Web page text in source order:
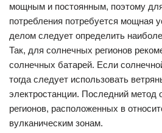
мощным и постоянным, поэтому
потребления потребуется мощная
делом следует определить
Так, для солнечных регионов
солнечных батарей. Если
тогда следует использовать
электростанции. Последний метод
регионов, расположенных в
вулканическим зонам.